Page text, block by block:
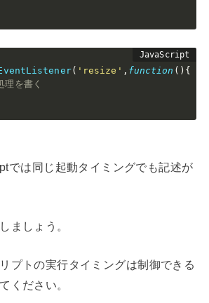
( 'resize' , function ( ) {
を書く
では同じ起動タイミングでも記述が
ましょう。
プトの実行タイミングは制御できる
ください。